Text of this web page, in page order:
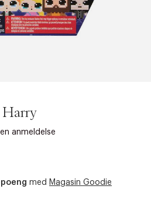
Harry
anmeldelse
med Magasin Goodie